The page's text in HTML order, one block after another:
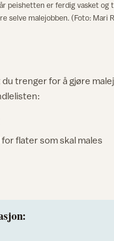
peishetten er ferdig vasket og
selve malejobben. (Foto: Mari
trenger for å gjøre
flater som skal males